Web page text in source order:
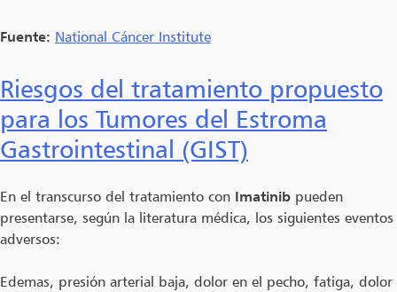
Fuente: National Cáncer Institute
Riesgos del tratamiento propuesto
para los Tumores del Estroma
Gastrointestinal (GIST)
En el transcurso del tratamiento con Imatinib pueden
presentarse, según la literatura médica, los siguientes eventos
adversos:
Edemas, presión arterial baja, dolor en el pecho, fatiga, dolor